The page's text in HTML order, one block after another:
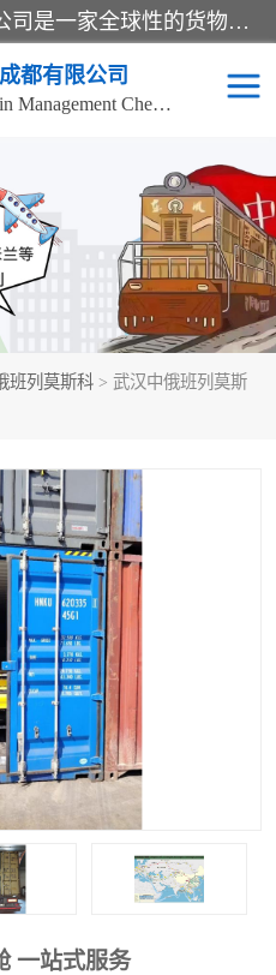
邦赋供应链管理成都有限公司是一家全球性的货物运输代理公司，主要从事：波兰中欧班列、德国中欧班列、出口莫斯科班列、中欧班列进口、蓉欧铁路、成都出口空运等业务，同时亦提供报关、报检、仓储、码头操作等服务。
都有限公司
Bangfu Supply Chain Management Chengdu Co.,LTD
班列莫斯科 > 武汉中俄班列莫斯
一站式服务
成都中欧班列
国际空运
南美海运
国际海运
中欧班列进口红酒啤酒
马来西亚物流
铁路出口拼箱/整柜